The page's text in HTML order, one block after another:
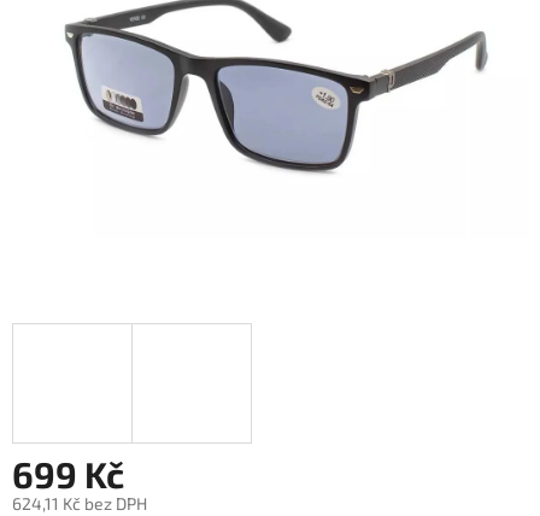
hvězdiček.
699 Kč
624,11 Kč bez DPH